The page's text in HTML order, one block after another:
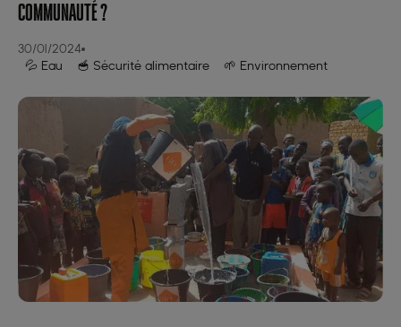
COMMUNAUTÉ ?
30/01/2024
💦 Eau
🥣 Sécurité alimentaire 🌱 Environnement